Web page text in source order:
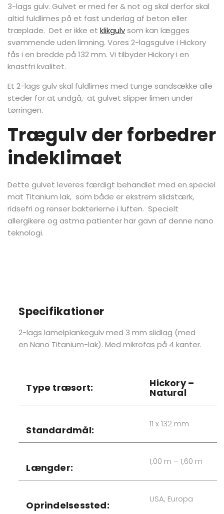
3-lags gulv. Gulvet er med fer & not og skal derfor skal
altid fuldlimes på et fast underlag af beton eller
træplade. Det er ikke et klikgulvsom kan lægges
svømmende uden limning. Vores 2-lagsgulve i Hickory
fås i en bredde på 132 mm. Vi tilbyder Hickory i en
knastfri kvalitet.
Et 2-lags gulv skal fuldlimes med tunge sandsække alle
steder for at undgå, at gulvet slipper limen under
tørringen.
Trægulv der forbedrer
indeklimaet
Dette gulvet leveres færdigt behandlet med en speciel
mat Titanium lak, som både er ekstrem slidstærk,
ridsefri og renser bakterierne i luften. Specielt
allergikere og astma patienter har gavn af denne nano
teknologi.
Specifikationer
2-lags lamelplankegulv med 3 mm slidlag (med
en Nano Titanium-lak). Med mikrofas på 4 kanter.
Type træsort: Hickory –
Natural
Standardmål:
11 x 132 mm
Længder:
1,00 m – 1,60 m
Oprindelsessted:
USA, Europa